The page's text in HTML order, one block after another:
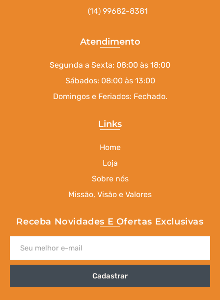
(14) 99682-8381
Atendimento
Segunda a Sexta: 08:00 às 18:00
Sábados: 08:00 às 13:00
Domingos e Feriados: Fechado.
Links
Home
Loja
Sobre nós
Missão, Visão e Valores
Receba Novidades E Ofertas Exclusivas
Cadastrar